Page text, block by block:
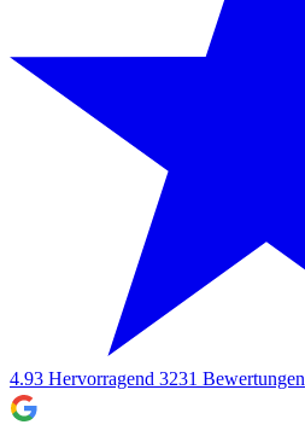
4.93 Hervorragend 3231 Bewertungen